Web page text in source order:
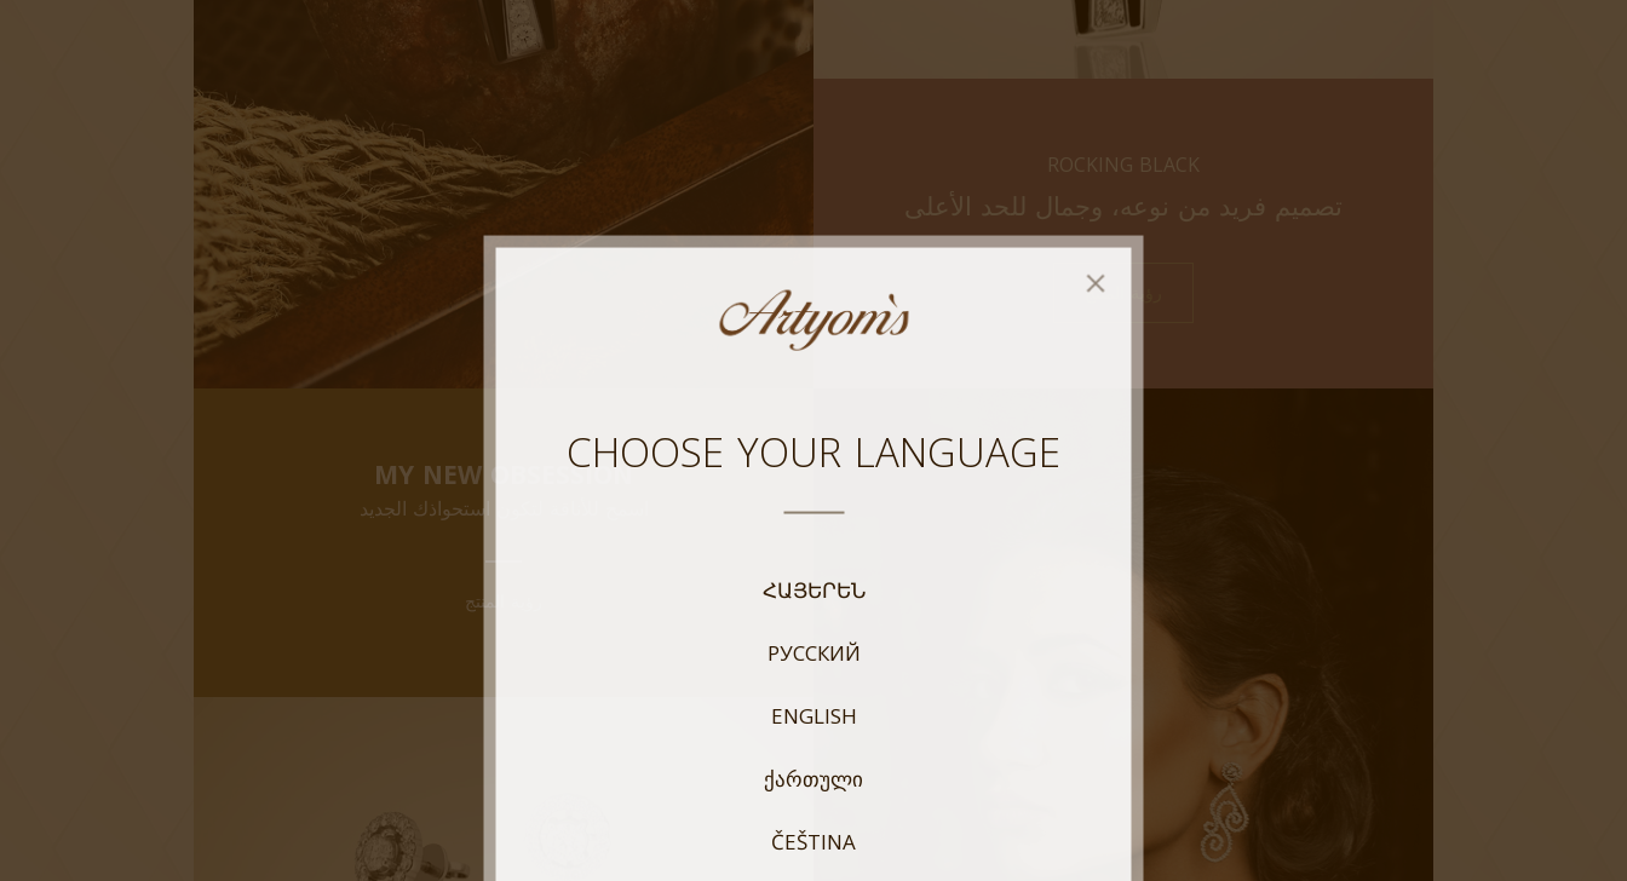
ROCKING BLACK
تصميم فريد من نوعه، وجمال للحد الأعلى
رؤية المنتج
MY NEW OBSESSION
اسمح للأناقة لتكون استحواذك الجديد
رؤية المنتج
CHOOSE YOUR LANGUAGE
ՀԱՅԵՐԵՆ
РУССКИЙ
ENGLISH
ᲥᲐᲠᲗᲣᲚᲘ
ČEŠTINA